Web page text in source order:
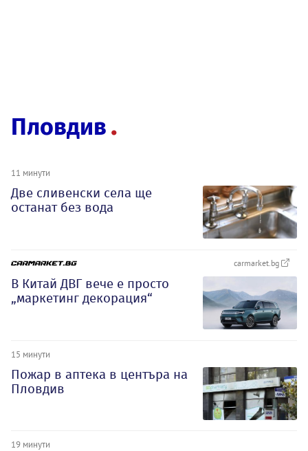
Пловдив
11 минути
Две сливенски села ще
останат без вода
carmarket.bg
В Китай ДВГ вече е просто
„маркетинг декорация“
15 минути
Пожар в аптека в центъра на
Пловдив
19 минути